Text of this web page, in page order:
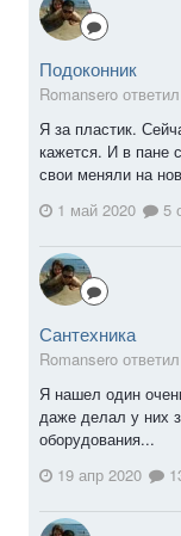
Подоконник
Romansero
Я за пластик.
кажется. И в пане
свои меняли на
1 май 2020
5
Сантехника
Romansero
Я нашел один
даже делал у них
оборудования...
19 апр 2020